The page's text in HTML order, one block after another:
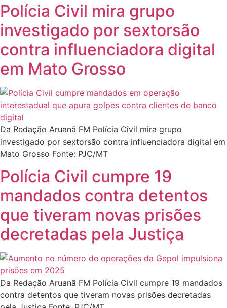
Polícia Civil mira grupo
investigado por sextorsão
contra influenciadora digital
em Mato Grosso
Da Redação Aruanã FM Polícia Civil mira grupo
investigado por sextorsão contra influenciadora digital em
Mato Grosso Fonte: PJC/MT
Polícia Civil cumpre 19
mandados contra detentos
que tiveram novas prisões
decretadas pela Justiça
Da Redação Aruanã FM Polícia Civil cumpre 19 mandados
contra detentos que tiveram novas prisões decretadas